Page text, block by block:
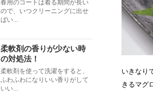
いきなり
きるマグ
春用のコートは着る期間が長い
ので、いつクリーニングに出せ
ばい...
柔軟剤の香りが少ない時
の対処法！
柔軟剤を使って洗濯をすると、
ふわふわになりいい香りがして
いい...